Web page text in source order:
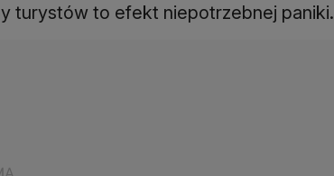
turystów to efekt niepotrzebnej paniki.